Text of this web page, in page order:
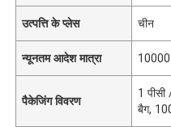
उत्पत्ति के प्लेस चीन
न्यूनतम आदेश मात्रा 10000
पैकेजिंग विवरण
1
बैग,